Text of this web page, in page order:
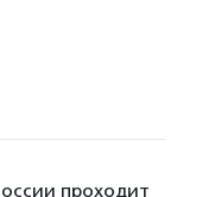
проходит